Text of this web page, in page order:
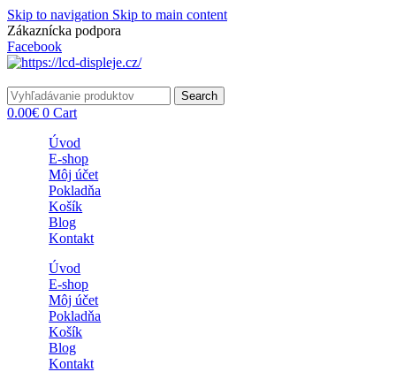
Skip to navigation Skip to main content
Zákaznícka podpora
Facebook
Search
0.00€ 0 Cart
Úvod
E-shop
Môj účet
Pokladňa
Košík
Blog
Kontakt
Úvod
E-shop
Môj účet
Pokladňa
Košík
Blog
Kontakt